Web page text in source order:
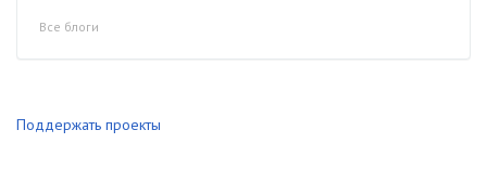
Все блоги
Поддержать проекты